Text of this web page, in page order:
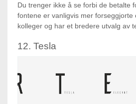
Du trenger ikke å se forbi de betalte
fontene er vanligvis mer forseggjorte
kolleger og har et bredere utvalg av
12. Tesla